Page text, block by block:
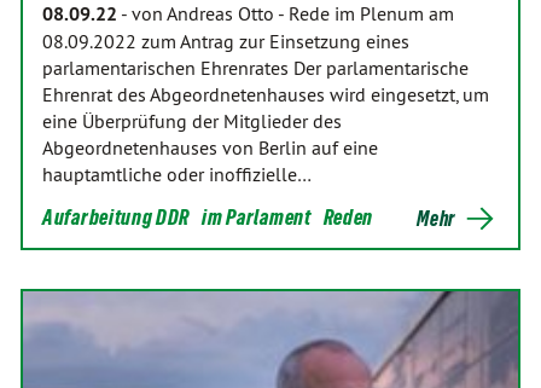
08.09.22 - von Andreas Otto - Rede im Plenum am
08.09.2022 zum Antrag zur Einsetzung eines
parlamentarischen Ehrenrates Der parlamentarische
Ehrenrat des Abgeordnetenhauses wird eingesetzt, um
eine Überprüfung der Mitglieder des
Abgeordnetenhauses von Berlin auf eine
hauptamtliche oder inoffizielle…
Aufarbeitung DDR im Parlament Reden Mehr